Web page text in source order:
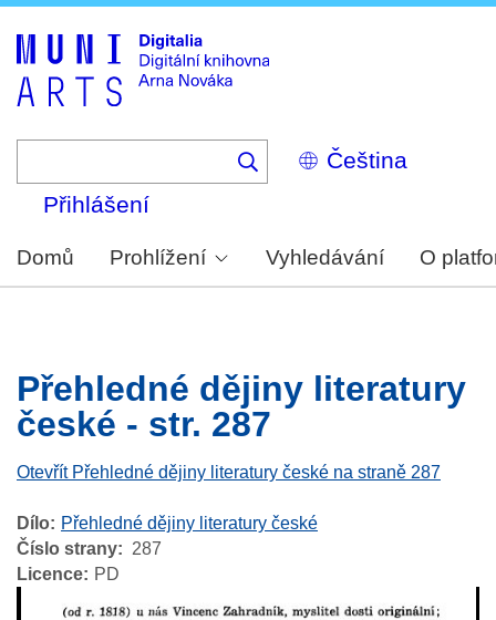
Select
your
Přihlášení
Domů Prohlížení Vyhledávání O
Přehledné dějiny literatury
české - str. 287
Otevřít Přehledné dějiny literatury české na straně 287
Dílo
Přehledné dějiny literatury české
Číslo strany
287
Licence
PD